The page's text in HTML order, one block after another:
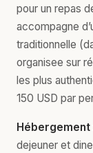
pour un repas
accompagne
traditionnelle
organisee sur
les plus
150 USD par
Hébergement
dejeuner et